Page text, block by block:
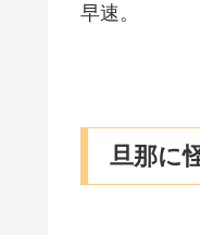
早速。
旦那に